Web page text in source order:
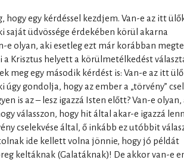
hogy egy kérdéssel kezdjem. Van-e az itt
saját üdvössége érdekében körül akarna
e olyan, aki esetleg ezt már korábban
a Krisztus helyett a körülmetélkedést
meg egy második kérdést is: Van-e az itt
úgy gondolja, hogy az ember a „törvény”
is az – lesz igazzá Isten előtt? Van-e
válasszon, hogy hit által akar-e igazzá
cselekvése által, ő inkább ez utóbbit
ide kellett volna jönnie, hogy jó példát
keltáknak (Galatáknak)! De akkor van-e